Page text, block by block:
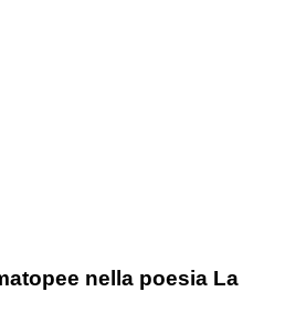
nella poesia La